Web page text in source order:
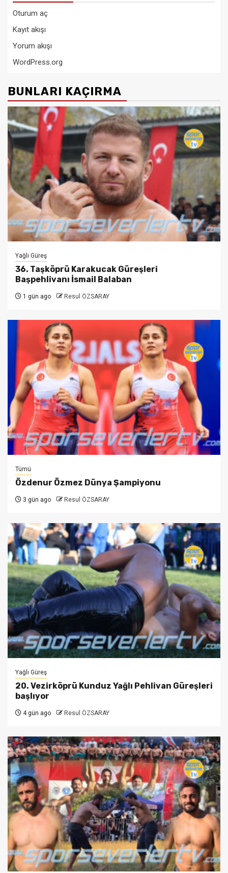
Oturum aç
Kayıt akışı
Yorum akışı
WordPress.org
BUNLARI KAÇIRMA
Yağlı Güreş
36. Taşköprü Karakucak Güreşleri
Başpehlivanı İsmail Balaban
1 gün ago Resul ÖZSARAY
Tümü
Özdenur Özmez Dünya Şampiyonu
3 gün ago Resul ÖZSARAY
Yağlı Güreş
20. Vezirköprü Kunduz Yağlı Pehlivan Güreşleri
başlıyor
4 gün ago Resul ÖZSARAY